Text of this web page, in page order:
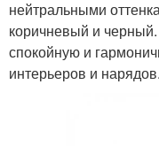
нейтральными
коричневый и
спокойную и
интерьеров и нарядов.